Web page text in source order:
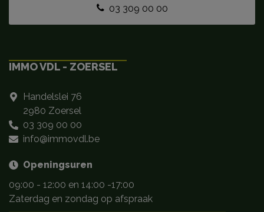
03 309 00 00
IMMO VDL - ZOERSEL
Handelslei 76
2980 Zoersel
03 309 00 00
info@immovdl.be
Openingsuren
09:00 - 12:00 en 14:00 -17:00
Zaterdag en zondag op afspraak